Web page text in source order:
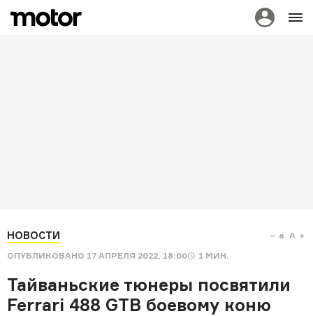
НОВОСТИ
ОПУБЛИКОВАНО 17 АПРЕЛЯ 2022, 18:00 1 МИН.
a A
Тайваньские тюнеры посвятили
Ferrari 488 GTB боевому коню